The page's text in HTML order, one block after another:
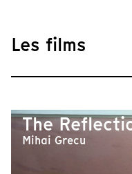
Les films
The
Mihai Grecu